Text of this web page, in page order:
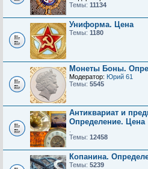
Темы: 11134
Униформа. Цена
Темы: 1180
Монеты Боны.
Модератор: Юрий 61
Темы: 5545
Антиквариат и
Определение. Цена
Темы: 12458
Копанина.
Темы: 5239